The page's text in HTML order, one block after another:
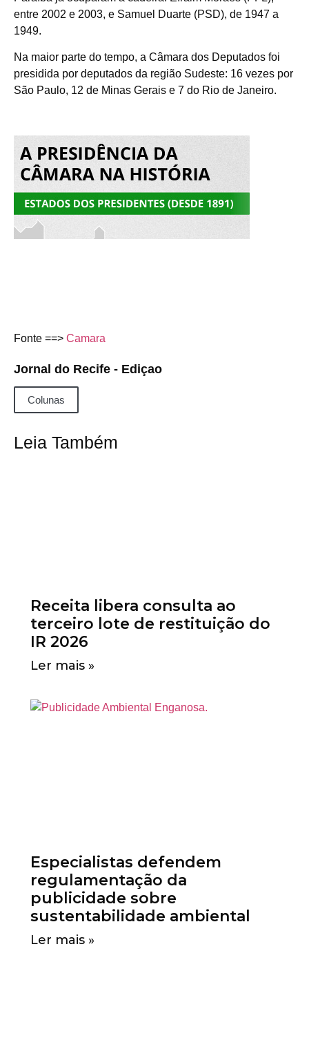
entre 2002 e 2003, e Samuel Duarte (PSD), de 1947 a
1949.
Na maior parte do tempo, a Câmara dos Deputados foi
presidida por deputados da região Sudeste: 16 vezes por
São Paulo, 12 de Minas Gerais e 7 do Rio de Janeiro.
Fonte ==> Camara
Jornal do Recife - Ediçao
Colunas
Leia Também
Receita libera consulta ao
terceiro lote de restituição do
IR 2026
Ler mais »
Especialistas defendem
regulamentação da
publicidade sobre
sustentabilidade ambiental
Ler mais »